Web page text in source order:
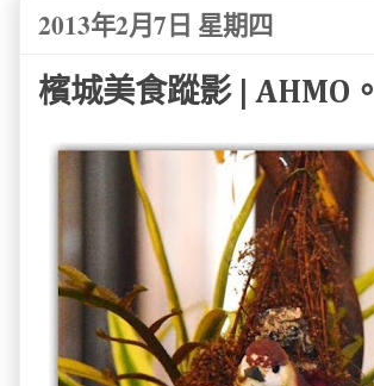
2013年2月7日 星期四
檳城美食蹤影 | AHMO。